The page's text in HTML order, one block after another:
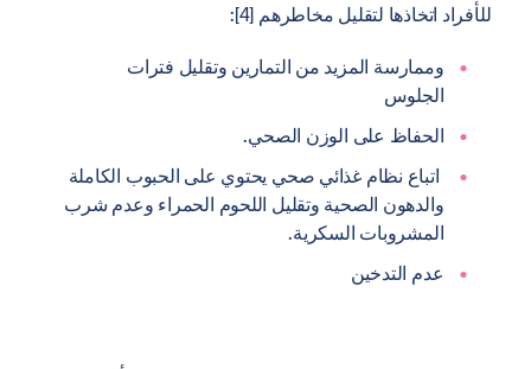
للأفراد اتخاذها لتقليل مخاطرهم [4]:
وممارسة المزيد من التمارين وتقليل فترات
الجلوس
الحفاظ على الوزن الصحي.
اتباع نظام غذائي صحي يحتوي على الحبوب الكاملة
والدهون الصحية وتقليل اللحوم الحمراء وعدم شرب
المشروبات السكرية.
عدم التدخين